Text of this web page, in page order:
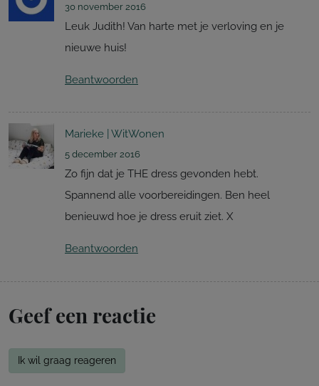
30 november 2016
Leuk Judith! Van harte met je verloving en je
nieuwe huis!
Beantwoorden
Marieke | WitWonen
5 december 2016
Zo fijn dat je THE dress gevonden hebt.
Spannend alle voorbereidingen. Ben heel
benieuwd hoe je dress eruit ziet. X
Beantwoorden
Geef een reactie
Ik wil graag reageren